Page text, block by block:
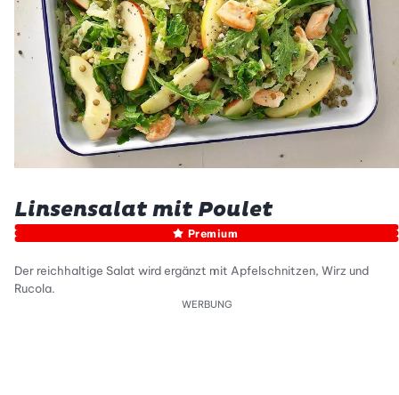
Linsensalat mit Poulet
Premium
Der reichhaltige Salat wird ergänzt mit Apfelschnitzen, Wirz und
Rucola.
WERBUNG